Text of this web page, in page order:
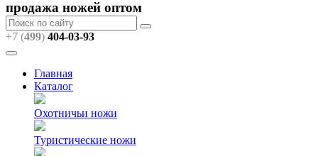
продажа ножей оптом
+7 (499) 404-03-93
Главная
Каталог
Охотничьи ножи
Туристические ножи